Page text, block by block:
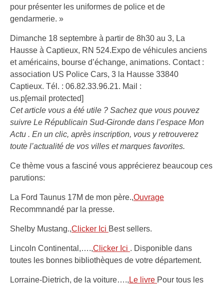
pour présenter les uniformes de police et de
gendarmerie. »
Dimanche 18 septembre à partir de 8h30 au 3, La
Hausse à Captieux, RN 524.Expo de véhicules anciens
et américains, bourse d’échange, animations. Contact :
association US Police Cars, 3 la Hausse 33840
Captieux. Tél. : 06.82.33.96.21. Mail :
us.p[email protected]
Cet article vous a été utile ? Sachez que vous pouvez
suivre Le Républicain Sud-Gironde dans l’espace Mon
Actu . En un clic, après inscription, vous y retrouverez
toute l’actualité de vos villes et marques favorites.
Ce thème vous a fasciné vous apprécierez beaucoup ces
parutions:
La Ford Taunus 17M de mon père.,Ouvrage
Recommnandé par la presse.
Shelby Mustang.,Clicker Ici Best sellers.
Lincoln Continental,….,Clicker Ici . Disponible dans
toutes les bonnes bibliothèques de votre département.
Lorraine-Dietrich, de la voiture…., Le livre Pour tous les